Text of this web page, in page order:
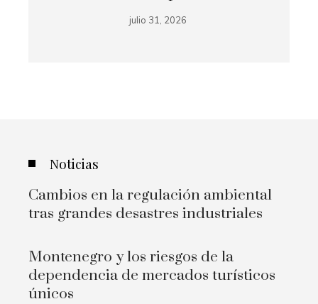
julio 31, 2026
Noticias
Cambios en la regulación ambiental
tras grandes desastres industriales
Montenegro y los riesgos de la
dependencia de mercados turísticos
únicos